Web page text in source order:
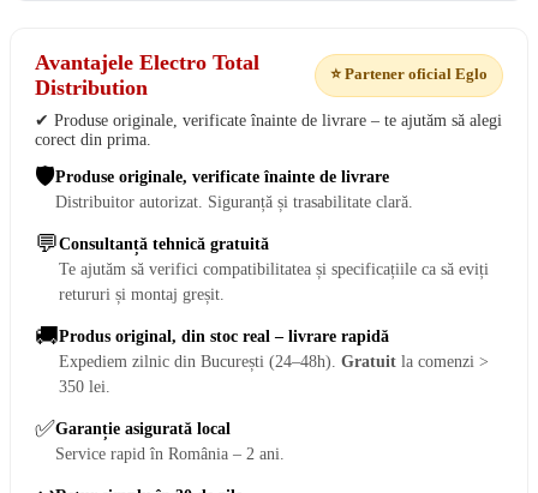
Avantajele Electro Total
Distribution
⭐ Partener oficial Eglo
✔ Produse originale, verificate înainte de livrare – te ajutăm să alegi
corect din prima.
🛡️Produse originale, verificate înainte de livrare
Distribuitor autorizat. Siguranță și trasabilitate clară.
💬Consultanță tehnică gratuită
Te ajutăm să verifici compatibilitatea și specificațiile ca să eviți
retururi și montaj greșit.
🚚Produs original, din stoc real – livrare rapidă
Expediem zilnic din București (24–48h). Gratuit la comenzi >
350 lei.
✅Garanție asigurată local
Service rapid în România – 2 ani.